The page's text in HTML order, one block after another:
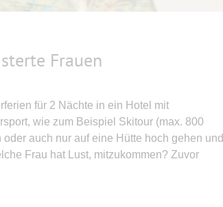
Frauen
für 2 Nächte in ein Hotel mit
wie zum Beispiel Skitour (max. 800
auch nur auf eine Hütte hoch gehen und
Frau hat Lust, mitzukommen? Zuvor